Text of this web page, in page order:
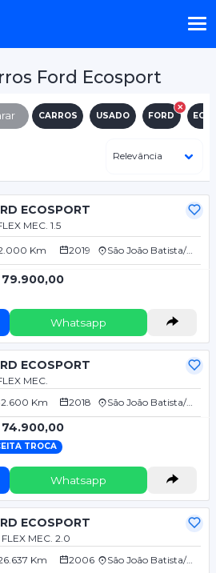
Ford Ecosport
CARROS USADO FORD
ECOSPORT
MEC. 1.5
Km 2019 São João Batista/SC
79.900,00
Whatsapp
ECOSPORT
MEC.
Km
2018 São João Batista/SC
74.900,00
TROCA
Whatsapp
ECOSPORT
FLEX MEC. 2.0
Km
2006 São João Batista/SC